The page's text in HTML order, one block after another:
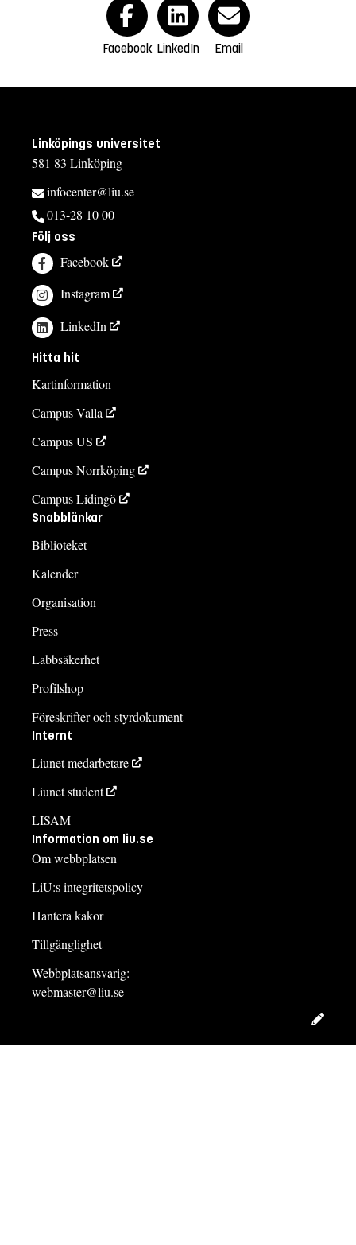
Facebook LinkedIn Email
Linköpings universitet
581 83 Linköping
infocenter@liu.se
013-28 10 00
Följ oss
Facebook
Instagram
LinkedIn
Hitta hit
Kartinformation
Campus Valla
Campus US
Campus Norrköping
Campus Lidingö
Snabblänkar
Biblioteket
Kalender
Organisation
Press
Labbsäkerhet
Profilshop
Föreskrifter och styrdokument
Internt
Liunet medarbetare
Liunet student
LISAM
Information om liu.se
Om webbplatsen
LiU:s integritetspolicy
Hantera kakor
Tillgänglighet
Webbplatsansvarig:
webmaster@liu.se